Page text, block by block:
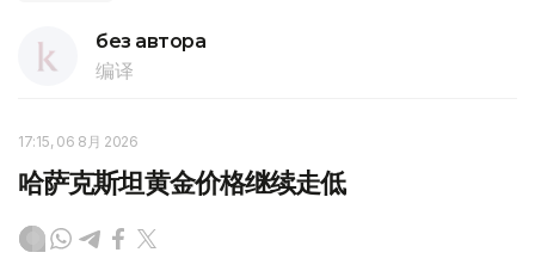
без автора
编译
17:15, 06 8月 2026
哈萨克斯坦黄金价格继续走低